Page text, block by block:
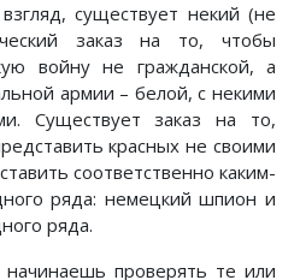
существует некий (не
заказ на то, чтобы
войну не гражданской, а
армии – белой, с некими
Существует заказ на то,
красных не своими
соответственно каким-
ряда: немецкий шпион и
ряда.
проверять те или